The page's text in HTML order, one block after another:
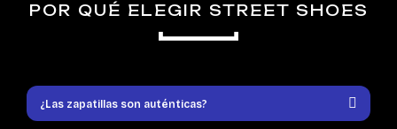
POR QUÉ ELEGIR STREET SHOES
¿Las zapatillas son auténticas?